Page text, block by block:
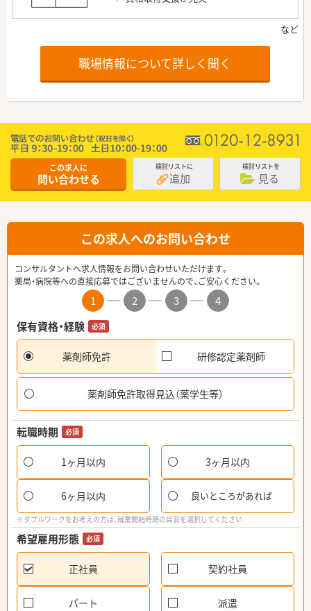
職場情報について詳しく聞く
この求人に
問い合わせる
検討リストに
追加
検討リストを
見る
この求人へのお問い合わせ
コンサルタントへ求人情報をお問い合わせいただけます。
薬局・病院等への直接応募ではございませんので、ご安心ください。
1 2 3
4
保有資格・経験
必須
薬剤師免許 研修認定薬剤師
薬剤師免許取得見込（薬学生等）
転職時期 必須
1ヶ月以内 3ヶ月以内
6ヶ月以内 良いところがあれば
※ダブルワークをお考えの方は、就業開始時期の目安を選択してください
希望雇用形態 必須
正社員 契約社員
パート 派遣